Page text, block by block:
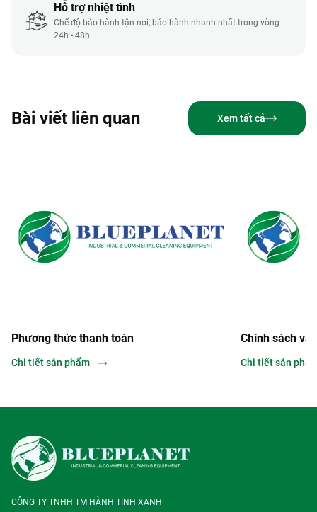
Hỗ trợ nhiệt tình
Chế độ bảo hành tận nơi, bảo hành nhanh nhất trong vòng
24h - 48h
Bài viết liên quan Xem tất cả
toán Chính sách vận chuyển và lắp
CÔNG TY TNHH TM HÀNH TINH XANH